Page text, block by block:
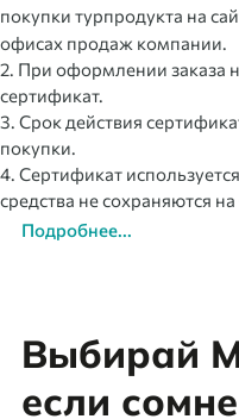
покупки турпродукта на
офисах продаж компании.
2. При оформлении заказа
сертификат.
3. Срок действия
покупки.
4. Сертификат
средства не сохраняются
Подробнее...
Выбирай
если